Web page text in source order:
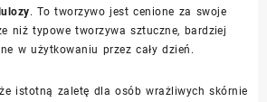
. To tworzywo jest cenione za swoje
niż typowe tworzywa sztuczne, bardziej
w użytkowaniu przez cały dzień.
istotną zaletę dla osób wrażliwych skórnie